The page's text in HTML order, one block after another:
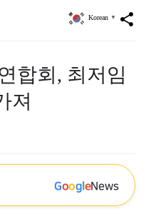
share
Korean ▼
합회, 최저임
져
GoogleNews